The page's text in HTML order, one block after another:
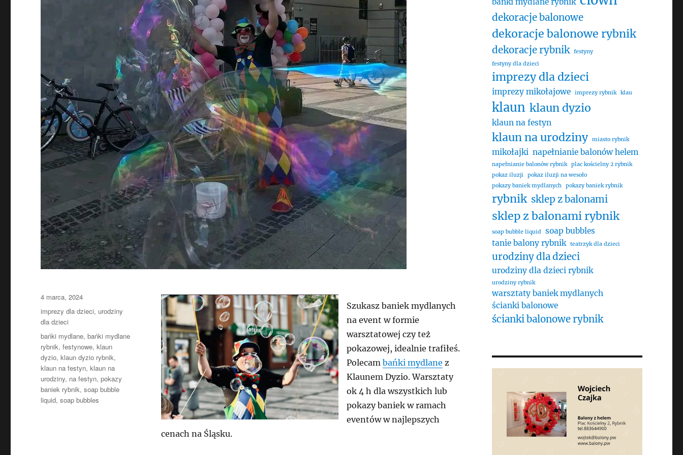
Szukasz baniek mydlanych
na event w formie
warsztatowej czy też
pokazowej, idealnie trafiłeś.
Polecam bańki mydlane z
Klaunem Dyzio. Warsztaty
ok 4 h dla wszystkich lub
pokazy baniek w ramach
eventów w najlepszych
cenach na Śląsku.
Data
publikacji
4 marca, 2024
Kategorie
imprezy dla dzieci, urodziny
dla dzieci
Tagi
bańki mydlane,bańki mydlane
rybnik,festynowe,klaun
dyzio,klaun dyzio rybnik,
klaun na festyn,klaun na
urodziny, na festyn,pokazy
baniek rybnik,soap bubble
liquid,soap bubbles
dekoracje balonowe
dekoracje balonowe rybnik
dekoracje rybnik
festyny
festyny dla dzieci
imprezy dla dzieci
imprezy mikołajowe imprezy rybnik klau
klaun klaun dyzio
klaun na festyn
klaun na urodziny miasto rybnik
mikołajki napełnianie balonów helem
napełnianie balonów rybnik
plac kościelny 2 rybnik
pokaz iluzji
pokaz iluzji na wesoło
pokazy baniek mydlanych
pokazy baniek rybnik
rybnik sklep z balonami
sklep z balonami rybnik
soap bubble liquid
soap bubbles
tanie balony rybnik
teatrzyk dla dzieci
urodziny dla dzieci
urodziny dla dzieci rybnik
urodziny rybnik
warsztaty baniek mydlanych
ścianki balonowe
ścianki balonowe rybnik